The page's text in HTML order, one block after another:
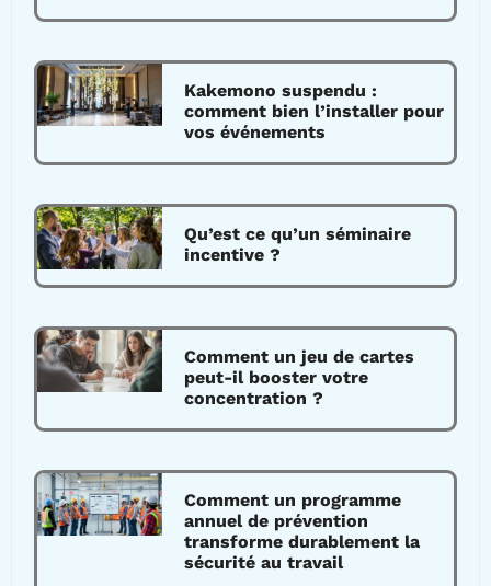
Kakemono suspendu :
comment bien l’installer pour
vos événements
Qu’est ce qu’un séminaire
incentive ?
Comment un jeu de cartes
peut-il booster votre
concentration ?
Comment un programme
annuel de prévention
transforme durablement la
sécurité au travail